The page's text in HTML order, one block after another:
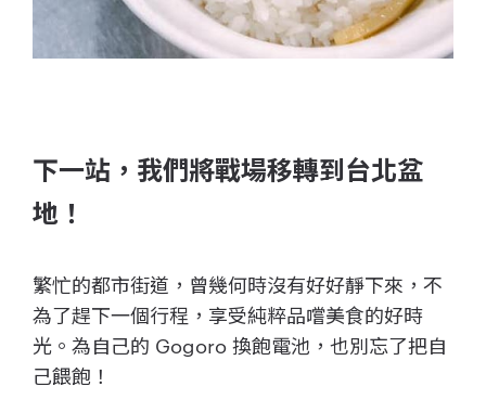
下一站，我們將戰場移轉到台北盆
地！
繁忙的都市街道，曾幾何時沒有好好靜下來，不
為了趕下一個行程，享受純粹品嚐美食的好時
光。為自己的 Gogoro 換飽電池，也別忘了把自
己餵飽！